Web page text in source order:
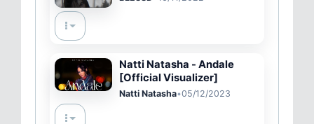
Natti Natasha - Andale
[Official Visualizer]
Natti Natasha•05/12/2023